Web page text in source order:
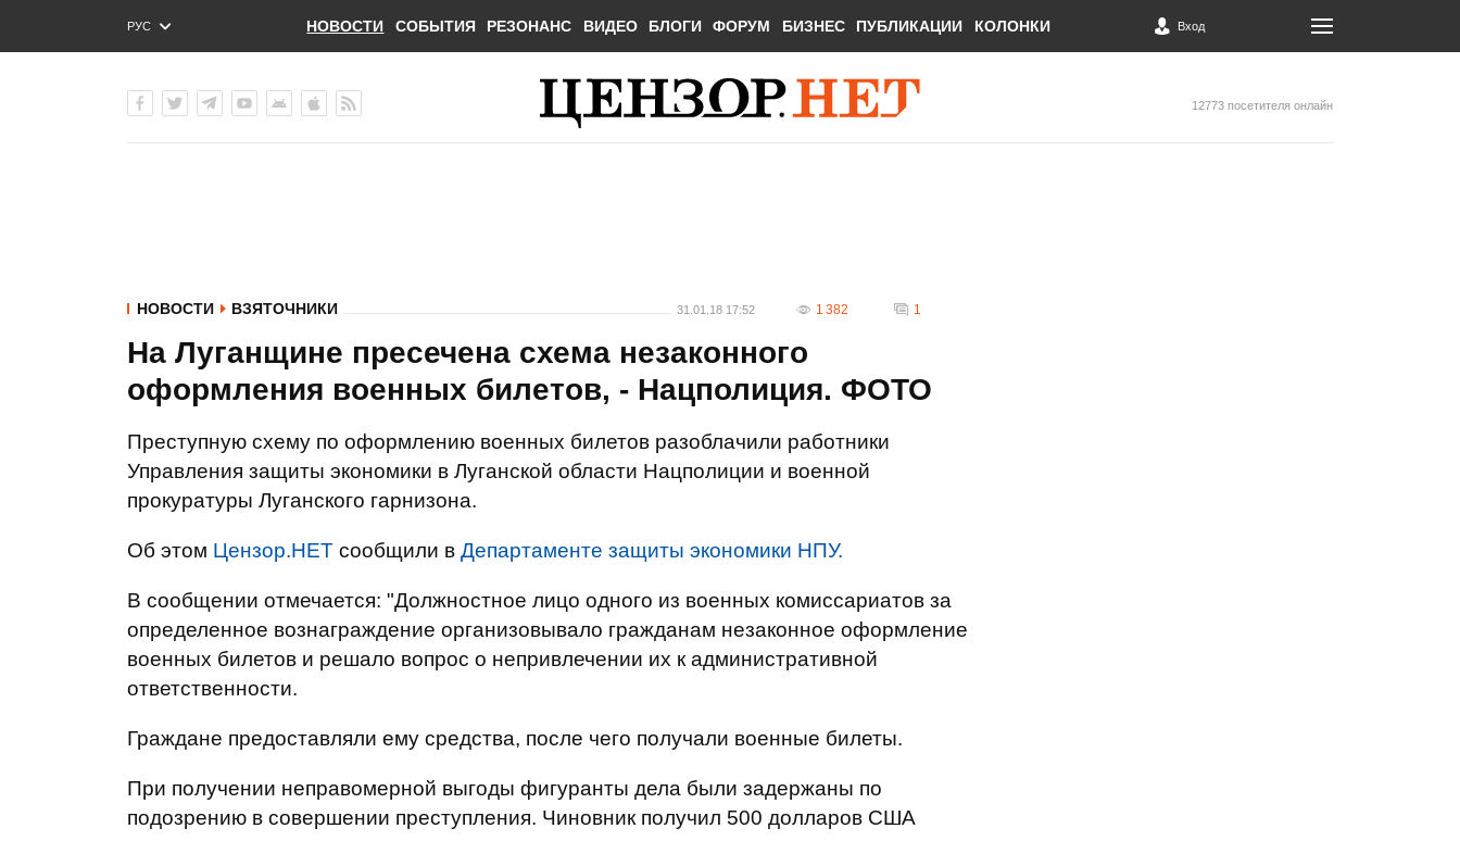
РУС
ENG
НОВОСТИ СОБЫТИЯ РЕЗОНАНС ВИДЕО БЛОГИ ФОРУМ БИЗНЕС ПУБЛИКАЦИИ КОЛОНКИ Вход
12773 посетителя онлайн
НОВОСТИ ВЗЯТОЧНИКИ 31.01.18 17:52 1 382 1
На Луганщине пресечена схема незаконного
оформления военных билетов, - Нацполиция. ФОТО
Преступную схему по оформлению военных билетов разоблачили работники
Управления защиты экономики в Луганской области Нацполиции и военной
прокуратуры Луганского гарнизона.
Об этом Цензор.НЕТ сообщили в Департаменте защиты экономики НПУ.
В сообщении отмечается: "Должностное лицо одного из военных комиссариатов за
определенное вознаграждение организовывало гражданам незаконное оформление
военных билетов и решало вопрос о непривлечении их к административной
ответственности.
Граждане предоставляли ему средства, после чего получали военные билеты.
При получении неправомерной выгоды фигуранты дела были задержаны по
подозрению в совершении преступления. Чиновник получил 500 долларов США